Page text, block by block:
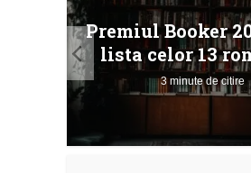
Premiul Booker
lista celor 13
3 minute de citire